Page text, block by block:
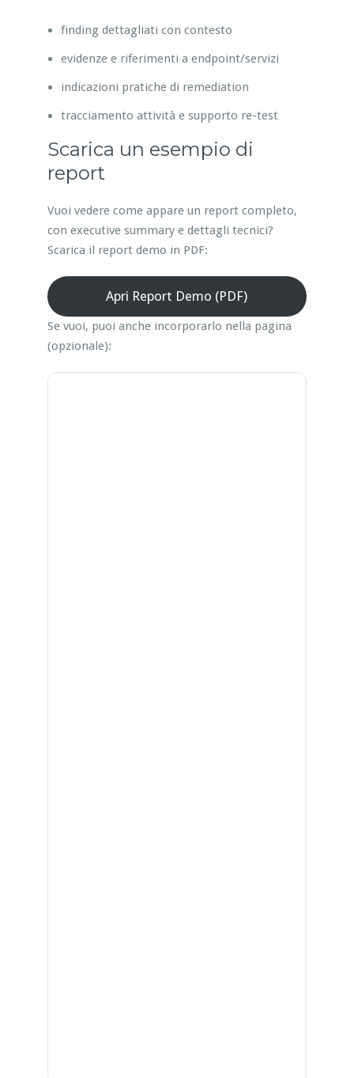
finding dettagliati con contesto
evidenze e riferimenti a endpoint/servizi
indicazioni pratiche di remediation
tracciamento attività e supporto re-test
Scarica un esempio di
report
Vuoi vedere come appare un report completo,
con executive summary e dettagli tecnici?
Scarica il report demo in PDF:
Apri Report Demo (PDF)
Se vuoi, puoi anche incorporarlo nella pagina
(opzionale):